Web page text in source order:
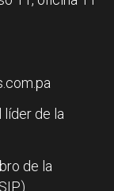
líder de la
de la